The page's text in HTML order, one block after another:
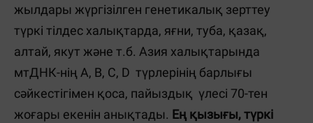
жылдары жүргізілген генетикалық зерттеу
түркі тілдес халықтарда, яғни, туба, қазақ,
алтай, якут және т.б. Азия халықтарында
мтДНК-нің A, B, C, D түрлерінің барлығы
сәйкестігімен қоса, пайыздық үлесі 70-тен
жоғары екенін анықтады. Ең қызығы, түркі